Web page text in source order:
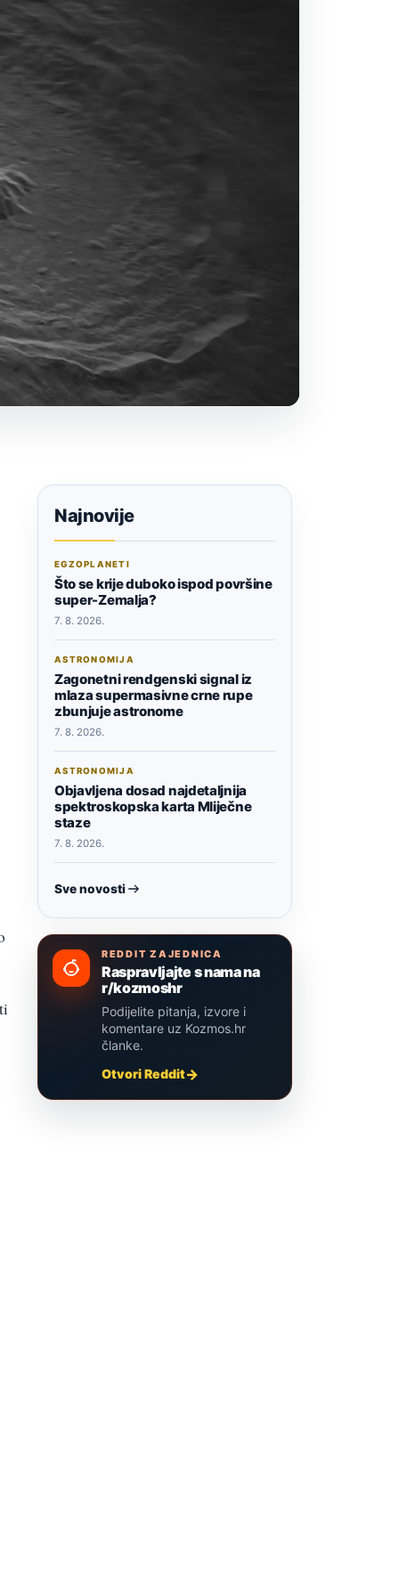
Najnovije
EGZOPLANETI
Što se krije duboko ispod površine
super-Zemalja?
7. 8. 2026.
ASTRONOMIJA
Zagonetni rendgenski signal iz
mlaza supermasivne crne rupe
zbunjuje astronome
7. 8. 2026.
ASTRONOMIJA
Objavljena dosad najdetaljnija
spektroskopska karta Mliječne
staze
7. 8. 2026.
Sve novosti
REDDIT ZAJEDNICA
Raspravljajte s nama na
r/kozmoshr
Podijelite pitanja, izvore i
komentare uz Kozmos.hr
članke.
Otvori Reddit